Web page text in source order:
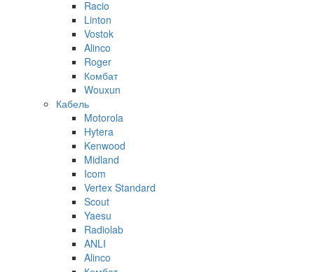
Racio
Linton
Vostok
Alinco
Roger
Комбат
Wouxun
Кабель
Motorola
Hytera
Kenwood
Midland
Icom
Vertex Standard
Scout
Yaesu
Radiolab
ANLI
Alinco